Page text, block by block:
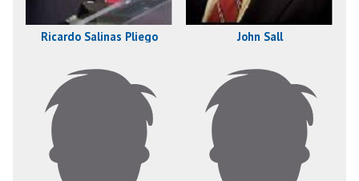
Ricardo Salinas Pliego John Sall